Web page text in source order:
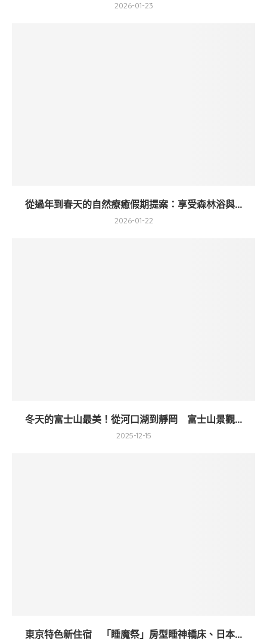
2026-01-23
從過年到春天的自然療癒假期提案：享受森林浴與...
2026-01-22
冬天的富士山最美！從河口湖到靜岡 富士山景觀...
2025-12-15
東京特色新住宿 「睡魔祭」房型睡神轎床、日本...